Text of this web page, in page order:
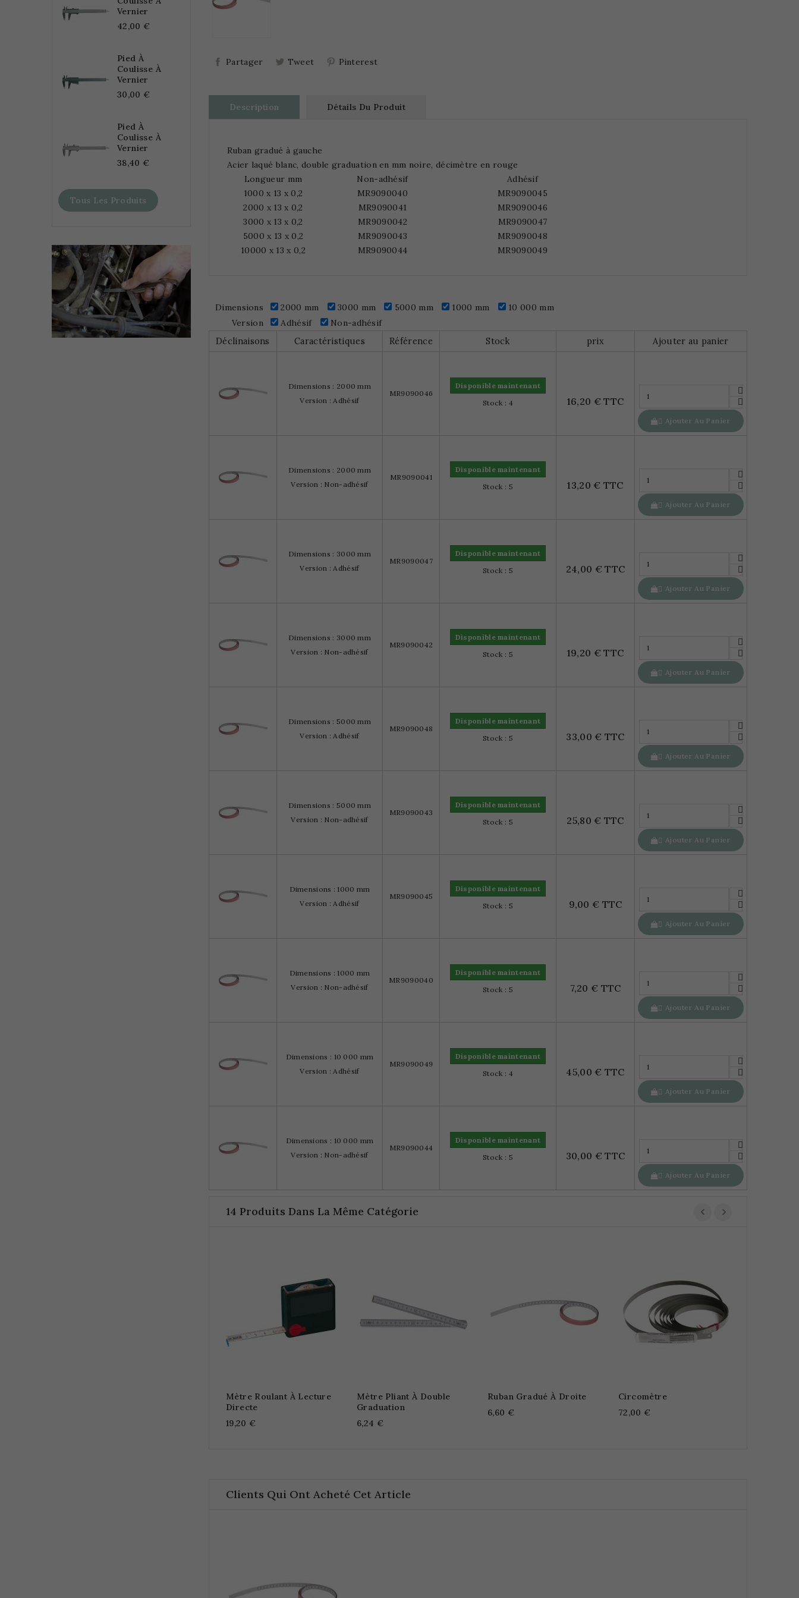
Vernier
42,00 €
Pied À
Coulisse À
Vernier
30,00 €
Pied À
Coulisse À
Vernier
38,40 €
Tous Les Produits
Partager Tweet Pinterest
Description Détails Du Produit
Ruban gradué à gauche
Acier laqué blanc, double graduation en mm noire, décimètre en rouge
Longueur mm
Non-adhésif
Adhésif
1000 x 13 x 0,2
MR9090040
MR9090045
2000 x 13 x 0,2
MR9090041
MR9090046
3000 x 13 x 0,2
MR9090042
MR9090047
5000 x 13 x 0,2
MR9090043
MR9090048
10000 x 13 x 0,2
MR9090044 MR9090049
Dimensions 2000 mm 3000 mm 5000 mm 1000 mm
10 000 mm
Version
Adhésif
Non-adhésif
Déclinaisons
Caractéristiques Référence Stock prix Ajouter au panier
Dimensions : 2000 mm
Version : Adhésif
MR9090046
Disponible maintenant
Stock : 4
16,20 € TTC
 Ajouter Au Panier
Dimensions : 2000 mm
Version : Non-adhésif
MR9090041
Disponible maintenant
Stock : 5
13,20 € TTC
 Ajouter Au Panier
Dimensions : 3000 mm
Version : Adhésif
MR9090047
Disponible maintenant
Stock : 5
24,00 € TTC
 Ajouter Au Panier
Dimensions : 3000 mm
Version : Non-adhésif
MR9090042
Disponible maintenant
Stock : 5
19,20 € TTC
 Ajouter Au Panier
Dimensions : 5000 mm
Version : Adhésif
MR9090048
Disponible maintenant
Stock : 5
33,00 € TTC
 Ajouter Au Panier
Dimensions : 5000 mm
Version : Non-adhésif
MR9090043
Disponible maintenant
Stock : 5
25,80 € TTC
 Ajouter Au Panier
Dimensions : 1000 mm
Version : Adhésif
MR9090045
Disponible maintenant
Stock : 5
9,00 € TTC
 Ajouter Au Panier
Dimensions : 1000 mm
Version : Non-adhésif
MR9090040
Disponible maintenant
Stock : 5
7,20 € TTC
 Ajouter Au Panier
Dimensions : 10 000 mm
Version : Adhésif
MR9090049
Disponible maintenant
Stock : 4
45,00 € TTC
 Ajouter Au Panier
Dimensions : 10 000 mm
Version : Non-adhésif
MR9090044
Disponible maintenant
Stock : 5
30,00 € TTC
 Ajouter Au Panier
14 Produits Dans La Même Catégorie
Mètre Roulant À Lecture
Directe
19,20 €
Mètre Pliant À Double
Graduation
6,24 €
Ruban Gradué À Droite
6,60 €
Circomètre
72,00 €
Clients Qui Ont Acheté Cet Article